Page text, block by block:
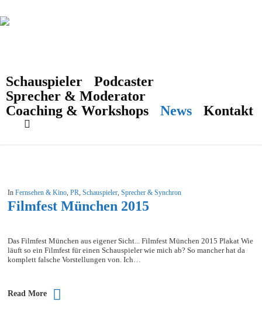
main
Schauspieler
Podcaster
Sprecher & Moderator
Coaching & Workshops
News Kontakt
Tag
bvc
In Fernsehen & Kino, PR, Schauspieler, Sprecher & Synchron
Filmfest München 2015
Das Filmfest München aus eigener Sicht... Filmfest München 2015 Plakat Wie
läuft so ein Filmfest für einen Schauspieler wie mich ab? So mancher hat da
komplett falsche Vorstellungen von. Ich…
Read More